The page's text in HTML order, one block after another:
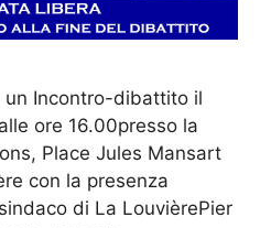
un Incontro-dibattito il
ore 16.00presso la
Place Jules Mansart
con la presenza
di La LouvièrePier